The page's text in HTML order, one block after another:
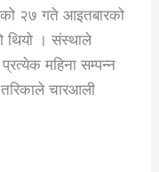
२७ गते आइतबारको
थियो । संस्थाले
महिना सम्पन्न
चारआली